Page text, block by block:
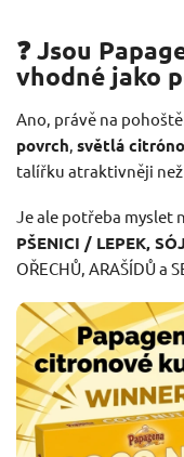
❓ Jsou
vhodné jako
Ano, právě na
povrch světlá
talířku atraktivněji než
Je ale potřeba myslet
PŠENICI / LEPEK,
OŘECHŮ, ARAŠÍDŮ a